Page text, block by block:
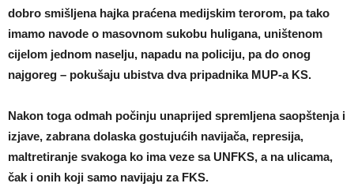
dobro smišljena hajka praćena medijskim terorom, pa tako
imamo navode o masovnom sukobu huligana, uništenom
cijelom jednom naselju, napadu na policiju, pa do onog
najgoreg – pokušaju ubistva dva pripadnika MUP-a KS.
Nakon toga odmah počinju unaprijed spremljena saopštenja i
izjave, zabrana dolaska gostujućih navijača, represija,
maltretiranje svakoga ko ima veze sa UNFKS, a na ulicama,
čak i onih koji samo navijaju za FKS.